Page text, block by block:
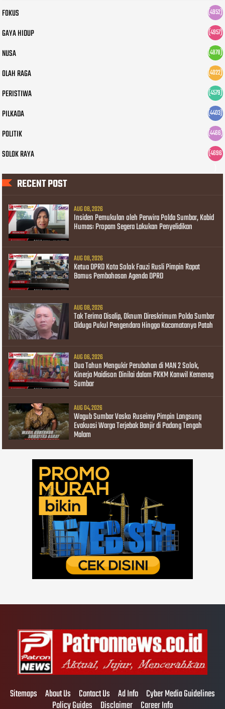
FOKUS (4952)
GAYA HIDUP (4957)
NUSA (4878)
OLAH RAGA (4022)
PERISTIWA (4579)
PILKADA (4403)
POLITIK (4466)
SOLOK RAYA
(4696
RECENT POST
AUG 08, 2026
Insiden Pemukulan oleh Perwira Polda Sumbar, Kabid
Humas: Propam Segera Lakukan Penyelidikan
AUG 08, 2026
Ketua DPRD Kota Solok Fauzi Rusli Pimpin Rapat
Bamus Pembahasan Agenda DPRD
AUG 08, 2026
Tak Terima Disalip, Oknum Direskrimum Polda Sumbar
Diduga Pukul Pengendara Hingga Kacamatanya Patah
AUG 06, 2026
Dua Tahun Mengukir Perubahan di MAN 2 Solok,
Kinerja Maidison Dinilai dalam PKKM Kanwil Kemenag
Sumbar
AUG 04, 2026
Wagub Sumbar Vasko Ruseimy Pimpin Langsung
Evakuasi Warga Terjebak Banjir di Padang Tengah
Malam
Sitemaps About Us Contact Us Ad Info Cyber Media Guidelines
Policy Guides Disclaimer Career Info